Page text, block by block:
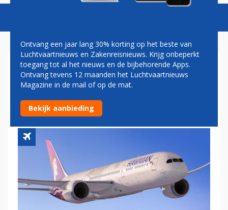
HAWAIIAN AIRLINES MAAKT
ORDER VOOR BOEING 787
DEFINITIEF
Ontvang een jaar lang 30% korting op het beste van
Luchtvaartnieuws en Zakenreisnieuws. Krijg onbeperkt
toegang tot al het nieuws en de bijbehorende Apps.
Ontvang tevens 12 maanden het Luchtvaartnieuws
Magazine in de mail of op de mat.
Bekijk aanbieding